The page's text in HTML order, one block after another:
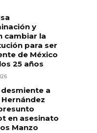
y
cambiar la
para ser
de México
25 años
a
en asesinato
Manzo